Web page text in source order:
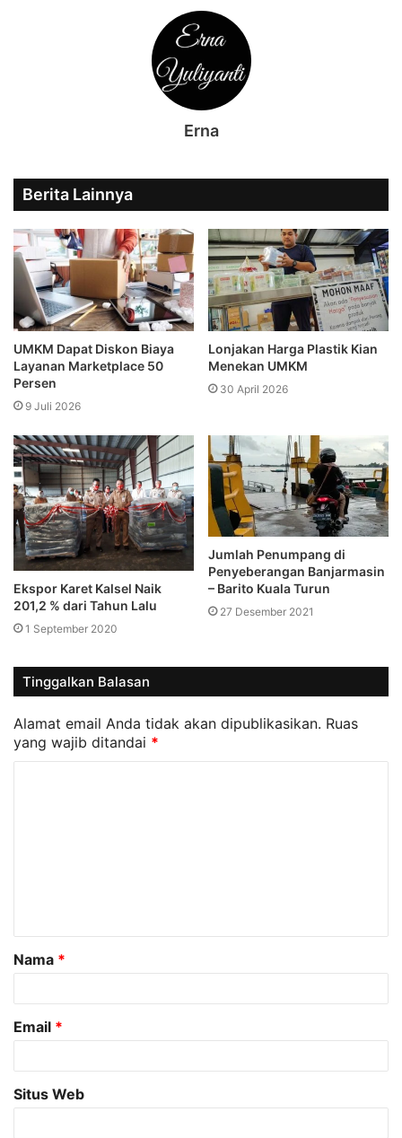
Erna
Berita Lainnya
UMKM Dapat Diskon Biaya
Layanan Marketplace 50
Persen
9 Juli 2026
Lonjakan Harga Plastik Kian
Menekan UMKM
30 April 2026
Ekspor Karet Kalsel Naik
201,2 % dari Tahun Lalu
1 September 2020
Jumlah Penumpang di
Penyeberangan Banjarmasin
– Barito Kuala Turun
27 Desember 2021
Tinggalkan Balasan
Alamat email Anda tidak akan dipublikasikan. Ruas
yang wajib ditandai *
a
r
Nama *
Email *
Situs Web